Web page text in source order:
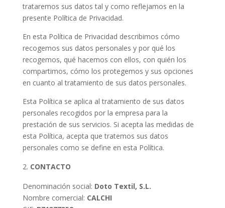
trataremos sus datos tal y como reflejamos en la
presente Política de Privacidad.
En esta Política de Privacidad describimos cómo
recogemos sus datos personales y por qué los
recogemos, qué hacemos con ellos, con quién los
compartimos, cómo los protegemos y sus opciones
en cuanto al tratamiento de sus datos personales.
Esta Política se aplica al tratamiento de sus datos
personales recogidos por la empresa para la
prestación de sus servicios. Si acepta las medidas de
esta Política, acepta que tratemos sus datos
personales como se define en esta Política.
CONTACTO
Denominación social: Doto Textil, S.L.
Nombre comercial: CALCHI